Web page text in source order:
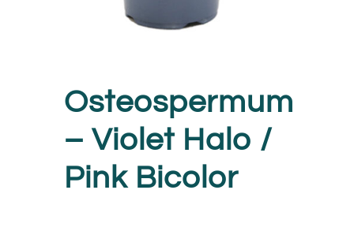
Osteospermum
– Violet Halo /
Pink Bicolor